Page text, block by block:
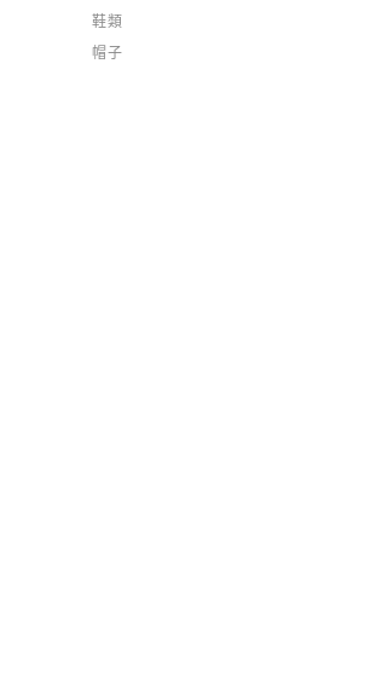
鞋類
帽子